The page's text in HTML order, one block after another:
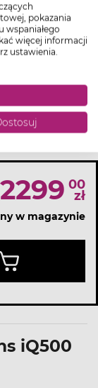
2299 00
zł
w magazynie
iQ500
pokazania
wspaniałego
więcej informacji
ustawienia.